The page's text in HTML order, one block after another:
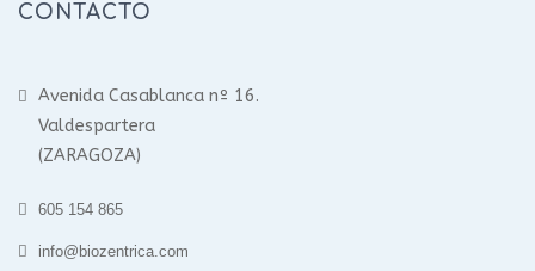
CONTACTO
Avenida Casablanca nº 16.
Valdespartera
(ZARAGOZA)
605 154 865
info@biozentrica.com